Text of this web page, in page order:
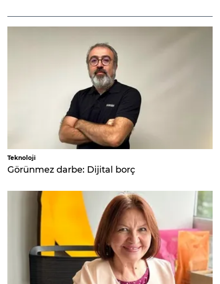
Teknoloji
Görünmez darbe: Dijital borç